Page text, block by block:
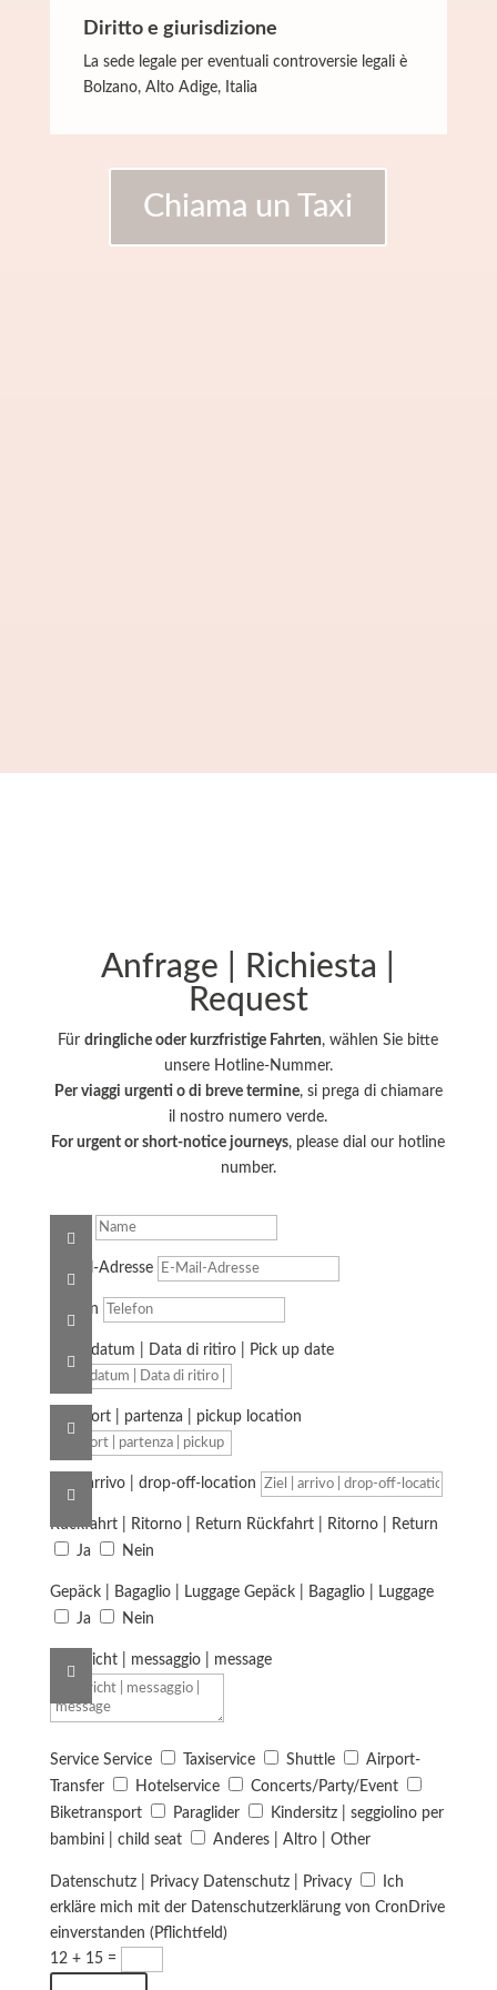
Diritto e giurisdizione
La sede legale per eventuali controversie legali è
Bolzano, Alto Adige, Italia
Chiama un Taxi
Anfrage | Richiesta |
Request
Fürdringliche oder kurzfristige Fahrten, wählen Sie bitte
unsere Hotline-Nummer.
Per viaggi urgenti o di breve termine, si prega di chiamare
il nostro numero verde.
For urgent or short-notice journeys, please dial our hotline
number.
E-Mail-Adresse
Telefon
Abholdatum | Data di ritiro | Pick up date
Abholort | partenza | pickup location
Ziel | arrivo | drop-off-location
Rückfahrt | Ritorno | Return Rückfahrt | Ritorno | Return
Ja
Nein
Gepäck | Bagaglio | Luggage Gepäck | Bagaglio | Luggage
Ja
Nein
Nachricht | messaggio | message
Service Service Taxiservice Shuttle
Airport-
Transfer
Hotelservice
Concerts/Party/Event
Biketransport
Paraglider
Kindersitz | seggiolino per
bambini | child seat
Anderes | Altro | Other
Datenschutz | Privacy Datenschutz | Privacy
Ich
erkläre mich mit der Datenschutzerklärung von CronDrive
einverstanden (Pflichtfeld)
12 + 15=